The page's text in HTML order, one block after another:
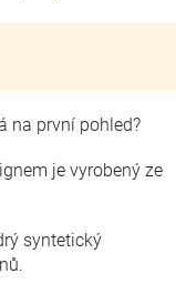
na první pohled?
je vyrobený ze
syntetický